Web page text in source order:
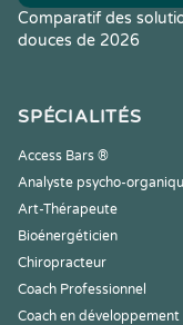
Comparatif des
douces de 2026
SPÉCIALITÉS
Access Bars ®
Analyste psycho-
Art-Thérapeute
Bioénergéticien
Chiropracteur
Coach Professionnel
Coach en développement